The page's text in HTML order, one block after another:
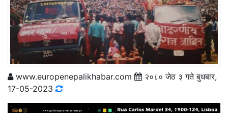
www.europenepalikhabar.com
२०८० जेठ ३ गते बुधबार,
17-05-2023